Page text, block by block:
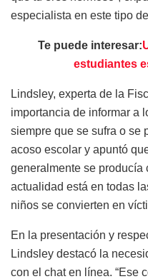
especialista en este tipo
Te puede interesar:
estudiantes
Lindsley, experta de la
importancia de informar a
siempre que se sufra o se
acoso escolar y apuntó
generalmente se producía
actualidad está en todas
niños se convierten en
En la presentación y
Lindsley destacó la
con el chat en línea. “Ese